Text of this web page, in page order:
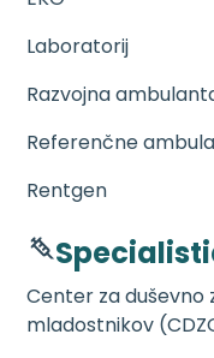
Laboratorij
Razvojna
Referenčne
Rentgen
Center za duševno
mladostnikov